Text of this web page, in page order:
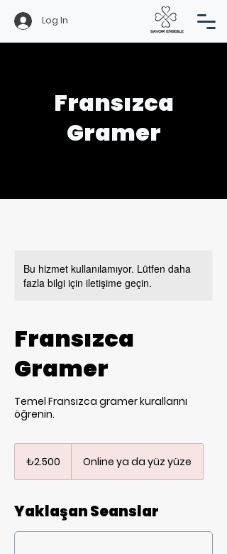
Log In
Fransızca
Gramer
Bu hizmet kullanılamıyor. Lütfen daha
fazla bilgi için iletişime geçin.
Fransızca
Gramer
Temel Fransızca gramer kurallarını
öğrenin.
Türk
lirası₺2.500 Online ya da yüz yüze
Yaklaşan Seanslar